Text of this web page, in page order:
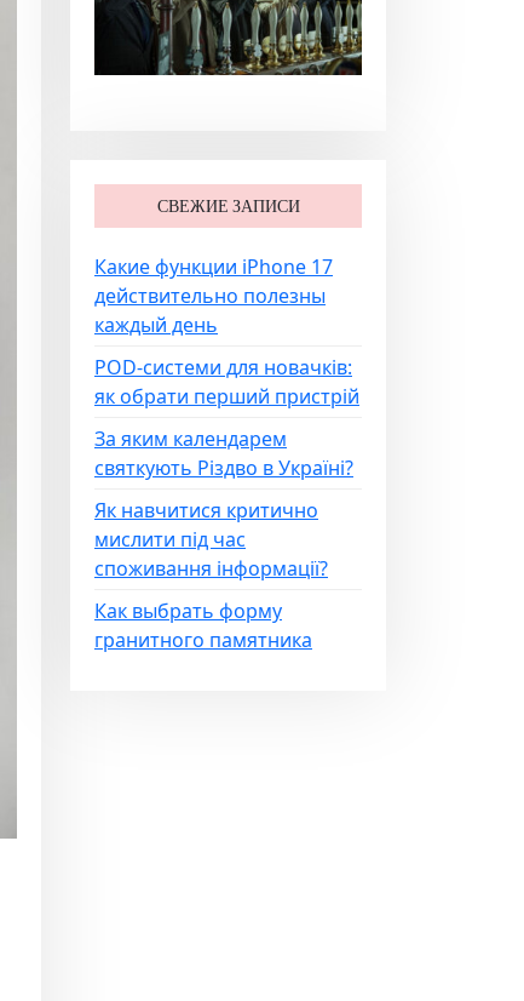
СВЕЖИЕ ЗАПИСИ
Какие функции iPhone 17
действительно полезны
каждый день
POD-системи для новачків:
як обрати перший пристрій
За яким календарем
святкують Різдво в Україні?
Як навчитися критично
мислити під час
споживання інформації?
Как выбрать форму
гранитного памятника